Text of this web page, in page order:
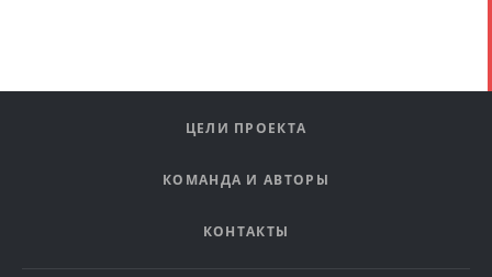
ЦЕЛИ ПРОЕКТА
КОМАНДА И АВТОРЫ
КОНТАКТЫ